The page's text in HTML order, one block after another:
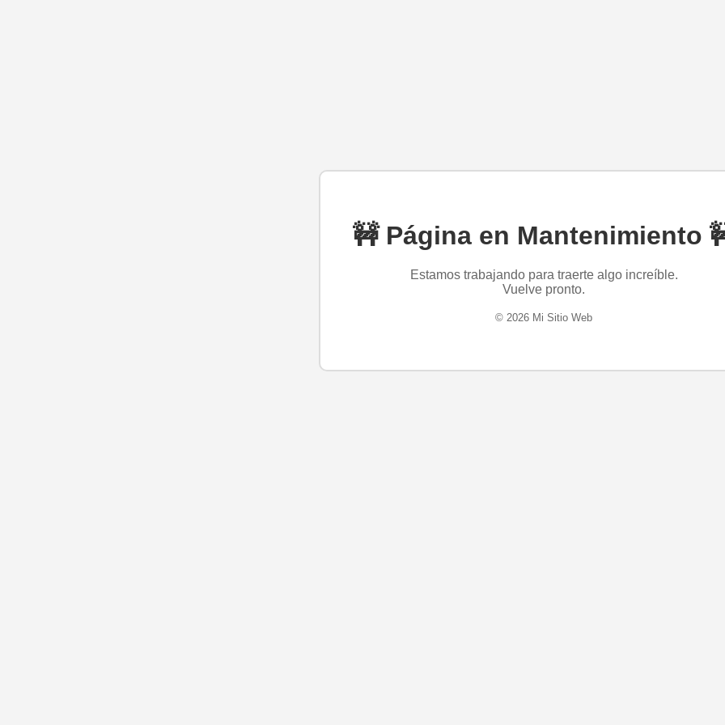
🚧 Página en Mantenimiento
Estamos trabajando para traerte algo increíble.
Vuelve pronto.
© 2026 Mi Sitio Web